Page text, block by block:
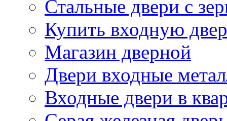
Стальные двери с
Купить входную
Магазин дверной
Двери входные
Входные двери в